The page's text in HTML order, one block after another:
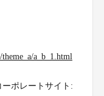
a_b_1.html
ポレートサイト: